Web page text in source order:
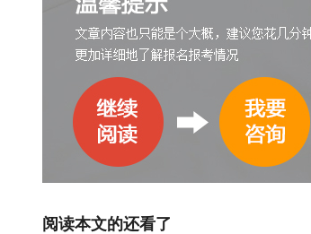
阅读本文的还看了